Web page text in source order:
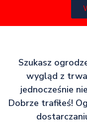
Szukasz
wygląd z
jednocześnie
Dobrze trafiłeś!